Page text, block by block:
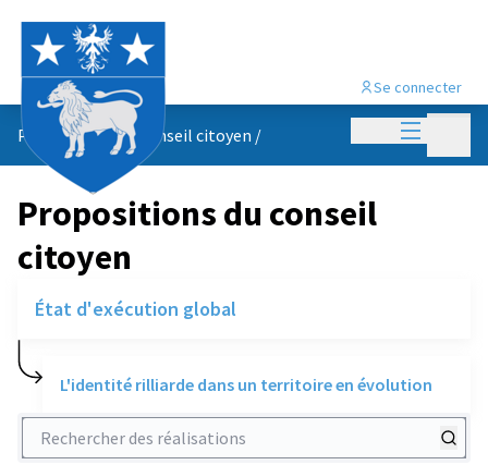
Menu
Se connecter
Propositions du conseil citoyen /
Propositions du conseil
citoyen
État d'exécution global
L'identité rilliarde dans un territoire en évolution
Rechercher des réalisations